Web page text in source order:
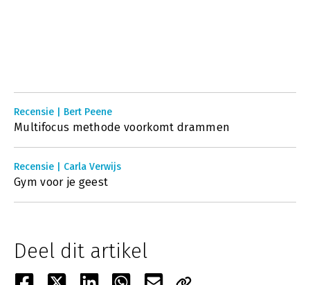
Recensie | Bert Peene
Multifocus methode voorkomt drammen
Recensie | Carla Verwijs
Gym voor je geest
Deel dit artikel